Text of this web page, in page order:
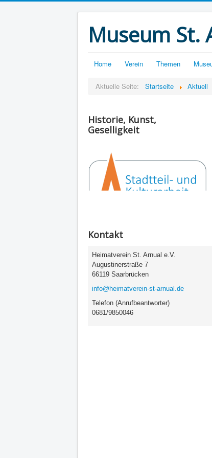
Museum St.
Home Verein Themen
Aktuelle Seite: Startseite Aktuell
Historie, Kunst,
Geselligkeit
Kontakt
Heimatverein St. Arnual e.V.
Augustinerstraße 7
66119 Saarbrücken
info@heimatverein-st-arnual.de
Telefon (Anrufbeantworter)
0681/9850046